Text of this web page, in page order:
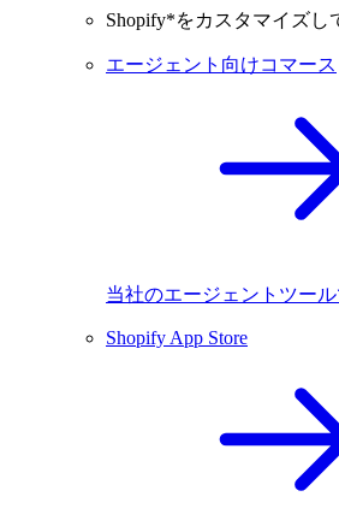
Shopify*をカスタマイズし
エージェント向けコマース
当社のエージェントツー
Shopify App Store